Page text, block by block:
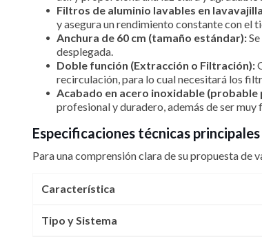
Filtros de aluminio lavables en
y asegura un rendimiento constante con el
Anchura de 60 cm (tamaño estándar):
desplegada.
Doble función (Extracción o Filtración):
recirculación, para lo cual necesitará los
Acabado en acero inoxidable (probable
profesional y duradero, además de ser muy
Especificaciones técnicas
Para una comprensión clara de su propuesta de
Característica
Tipo y Sistema